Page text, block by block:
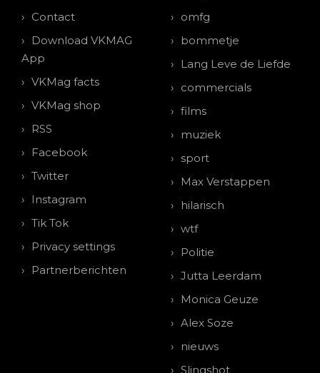
Contact
Download VKMAG
App
VKMag facts
VKMag shop
RSS
Facebook
Twitter
Instagram
Tik Tok
Privacy settings
Partnerberichten
omfg
bommetje
Lang Leve de Liefde
commercials
films
muziek
sport
Max Verstappen
hilarisch
wtf
Politie
Jutta Leerdam
Monica Geuze
Alex Soze
nieuws
Slingshot